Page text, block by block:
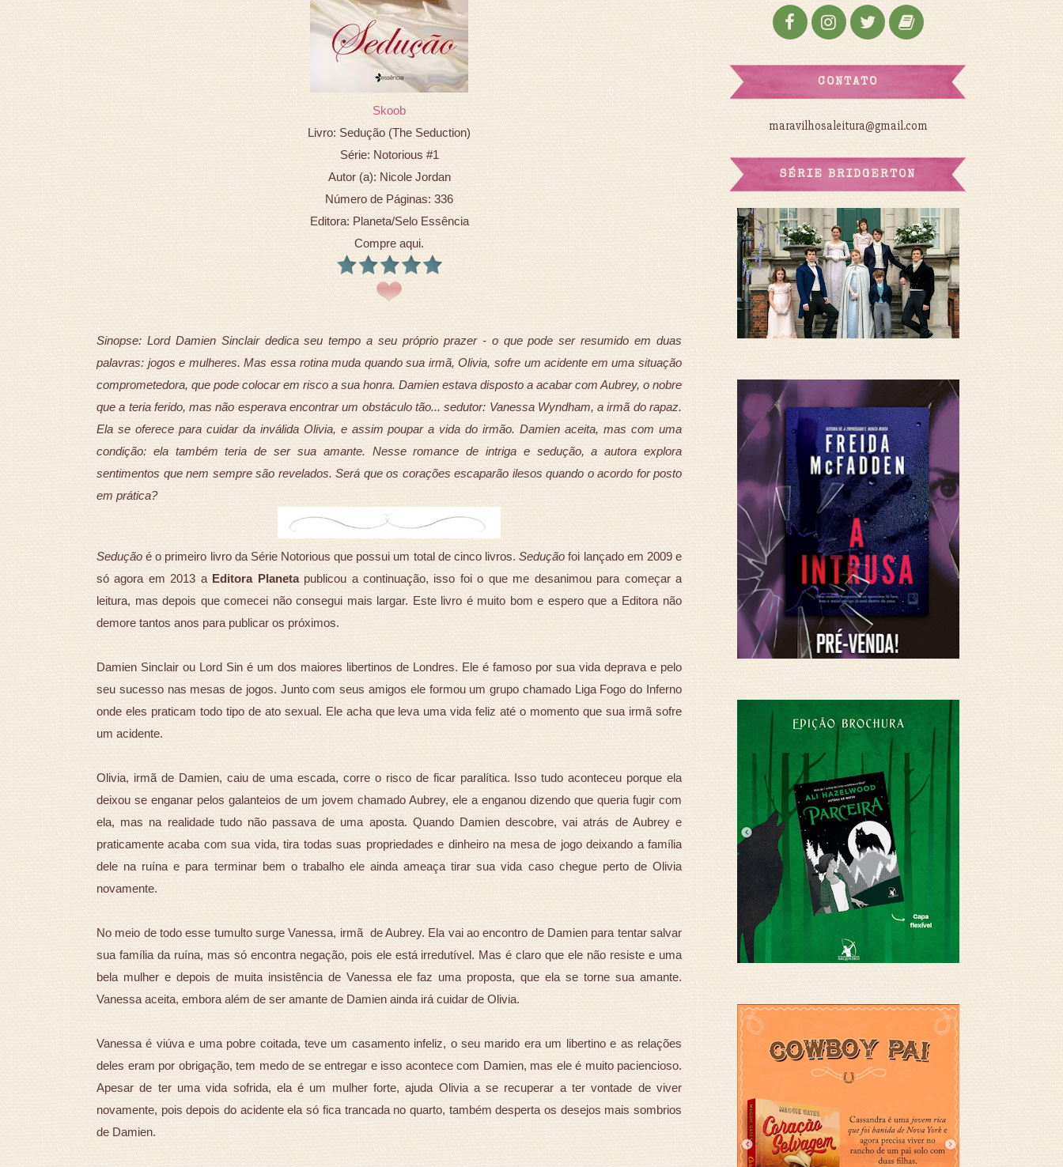
Skoob
Livro: Sedução (The Seduction)
Série: Notorious #1
Autor (a): Nicole Jordan
Número de Páginas: 336
Editora: Planeta/Selo Essência
Compre aqui.
Sinopse: Lord Damien Sinclair dedica seu tempo a seu próprio prazer - o que pode ser resumido em duas
palavras: jogos e mulheres. Mas essa rotina muda quando sua irmã, Olivia, sofre um acidente em uma situação
comprometedora, que pode colocar em risco a sua honra. Damien estava disposto a acabar com Aubrey, o nobre
que a teria ferido, mas não esperava encontrar um obstáculo tão... sedutor: Vanessa Wyndham, a irmã do rapaz.
Ela se oferece para cuidar da inválida Olivia, e assim poupar a vida do irmão. Damien aceita, mas com uma
condição: ela também teria de ser sua amante. Nesse romance de intriga e sedução, a autora explora
sentimentos que nem sempre são revelados. Será que os corações escaparão ilesos quando o acordo for posto
em prática?
Sedução é o primeiro livro da Série Notorious que possui um total de cinco livros.Sedução foi lançado em 2009 e
só agora em 2013 aEditora Planetapublicou a continuação, isso foi o que me desanimou para começar a
leitura, mas depois que comecei não consegui mais largar. Este livro é muito bom e espero que a Editora não
demore tantos anos para publicar os próximos.
Damien Sinclair ou Lord Sin é um dos maiores libertinos de Londres. Ele é famoso por sua vida deprava e pelo
seu sucesso nas mesas de jogos. Junto com seus amigos ele formou um grupo chamado Liga Fogo do Inferno
onde eles praticam todo tipo de ato sexual. Ele acha que leva uma vida feliz até o momento que sua irmã sofre
um acidente.
Olivia, irmã de Damien, caiu de uma escada, corre o risco de ficar paralítica. Isso tudo aconteceu porque ela
deixou se enganar pelos galanteios de um jovem chamado Aubrey, ele a enganou dizendo que queria fugir com
ela, mas na realidade tudo não passava de uma aposta. Quando Damien descobre, vai atrás de Aubrey e
praticamente acaba com sua vida, tira todas suas propriedades e dinheiro na mesa de jogo deixando a família
dele na ruína e para terminar bem o trabalho ele ainda ameaça tirar sua vida caso chegue perto de Olivia
novamente.
No meio de todo esse tumulto surge Vanessa, irmã de Aubrey. Ela vai ao encontro de Damien para tentar salvar
sua família da ruína, mas só encontra negação, pois ele está irredutível. Mas é claro que ele não resiste e uma
bela mulher e depois de muita insistência de Vanessa ele faz uma proposta, que ela se torne sua amante.
Vanessa aceita, embora além de ser amante de Damien ainda irá cuidar de Olivia.
Vanessa é viúva e uma pobre coitada, teve um casamento infeliz, o seu marido era um libertino e as relações
deles eram por obrigação, tem medo de se entregar e isso acontece com Damien, mas ele é muito paciencioso.
Apesar de ter uma vida sofrida, ela é um mulher forte, ajuda Olivia a se recuperar a ter vontade de viver
novamente, pois depois do acidente ela só fica trancada no quarto, também desperta os desejos mais sombrios
de Damien.
CONTATO
maravilhosaleitura@gmail.com
SÉRIE BRIDGERTON